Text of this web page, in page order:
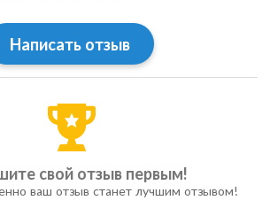
Написать отзыв
свой отзыв первым!
ваш отзыв станет лучшим отзывом!